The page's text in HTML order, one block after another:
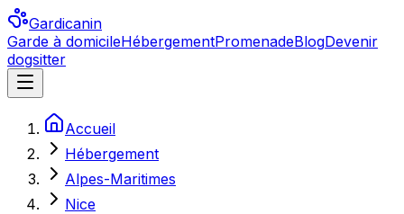
Gardicanin
Garde à domicileHébergementPromenadeBlogDevenir
dogsitter
Accueil
Hébergement
Alpes-Maritimes
Nice